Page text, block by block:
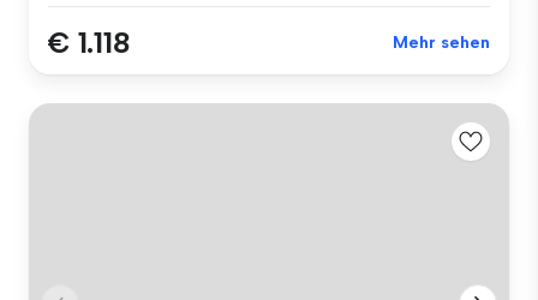
€ 1.118 Mehr sehen